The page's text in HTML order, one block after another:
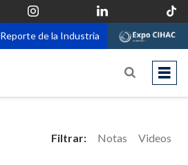
Reporte de la Industria
Filtrar: Notas Videos